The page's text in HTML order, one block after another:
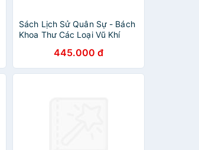
Sách Lịch Sử Quân Sự - Bách
Khoa Thư Các Loại Vũ Khí
445.000 đ